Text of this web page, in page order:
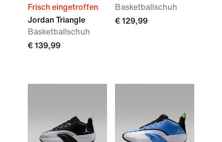
Frisch eingetroffen
Jordan Triangle
Basketballschuh
€ 139,99
Basketballschuh
€ 129,99